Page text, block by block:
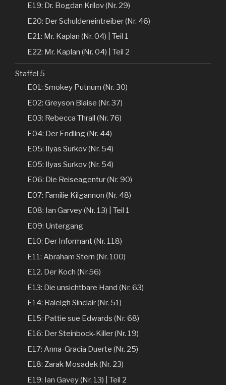
E19: Dr. Bogdan Krilov (Nr. 29)
E20: Der Schuldeneintreiber (Nr. 46)
E21: Mr. Kaplan (Nr. 04) | Teil 1
E22: Mr. Kaplan (Nr. 04) | Teil 2
Staffel 5
E01: Smokey Putnum (Nr. 30)
E02: Greyson Blaise (Nr. 37)
E03: Rebecca Thrall (Nr. 76)
E04: Der Endling (Nr. 44)
E05: Ilyas Surkov (Nr. 54)
E05: Ilyas Surkov (Nr. 54)
E06: Die Reiseagentur (Nr. 90)
E07: Familie Kilgannon (Nr. 48)
E08: Ian Garvey (Nr. 13) | Teil 1
E09: Untergang
E10: Der Informant (Nr. 118)
E11: Abraham Stern (Nr. 100)
E12. Der Koch (Nr.56)
E13: Die unsichtbare Hand (Nr. 63)
E14: Raleigh Sinclair (Nr. 51)
E15: Pattie sue Edwards (Nr. 68)
E16: Der Steinbock-Killer (Nr. 19)
E17: Anna-Gracia Duerte (Nr. 25)
E18: Zarak Mosadek (Nr. 23)
E19: Ian Gavey (Nr. 13) | Teil 2